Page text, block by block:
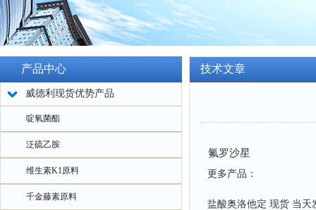
产品中心
威德利现货优势产品
啶氧菌酯
泛硫乙胺
维生素K1原料
千金藤素原料
技术文章
氟罗沙星
更多产品：
盐酸奥洛他定 现货 当天